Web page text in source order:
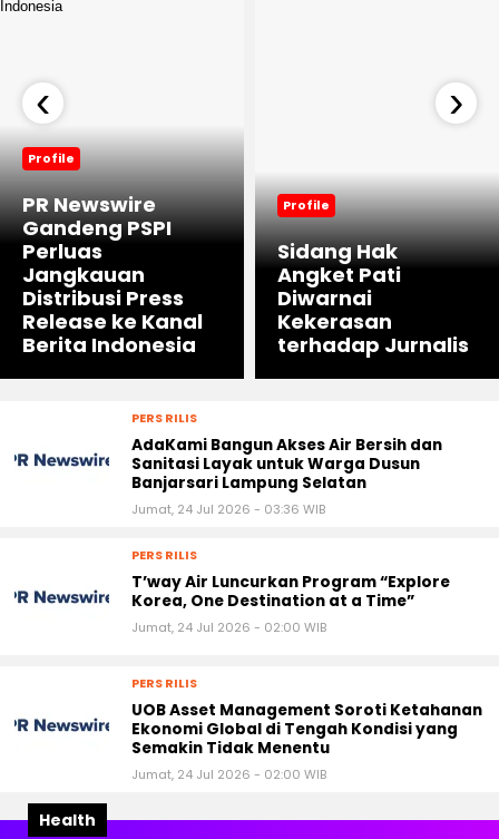
Profile
PR Newswire
Gandeng PSPI
Perluas
Jangkauan
Distribusi Press
Release ke Kanal
Berita Indonesia
Profile
Sidang Hak
Angket Pati
Diwarnai
Kekerasan
terhadap Jurnalis
‹ ›
PERS RILIS
AdaKami Bangun Akses Air Bersih dan
Sanitasi Layak untuk Warga Dusun
Banjarsari Lampung Selatan
Jumat, 24 Jul 2026 - 03:36 WIB
PERS RILIS
T’way Air Luncurkan Program “Explore
Korea, One Destination at a Time”
Jumat, 24 Jul 2026 - 02:00 WIB
PERS RILIS
UOB Asset Management Soroti Ketahanan
Ekonomi Global di Tengah Kondisi yang
Semakin Tidak Menentu
Jumat, 24 Jul 2026 - 02:00 WIB
Health